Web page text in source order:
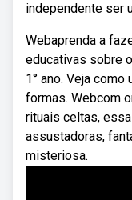
independente ser
Webaprenda a
educativas sobre
1° ano. Veja
formas. Webcom
rituais celtas,
assustadoras,
misteriosa.